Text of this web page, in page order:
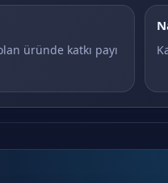
üründe katkı payı